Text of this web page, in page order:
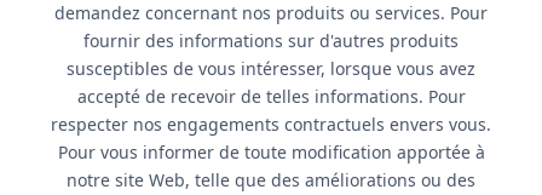
demandez concernant nos produits ou services. Pour
fournir des informations sur d'autres produits
susceptibles de vous intéresser, lorsque vous avez
accepté de recevoir de telles informations. Pour
respecter nos engagements contractuels envers vous.
Pour vous informer de toute modification apportée à
notre site Web, telle que des améliorations ou des